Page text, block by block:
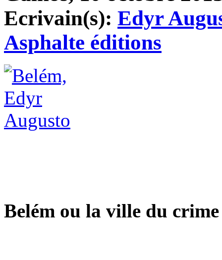
Ecrivain(s): Edyr
Asphalte éditions
Belém ou la ville du crime